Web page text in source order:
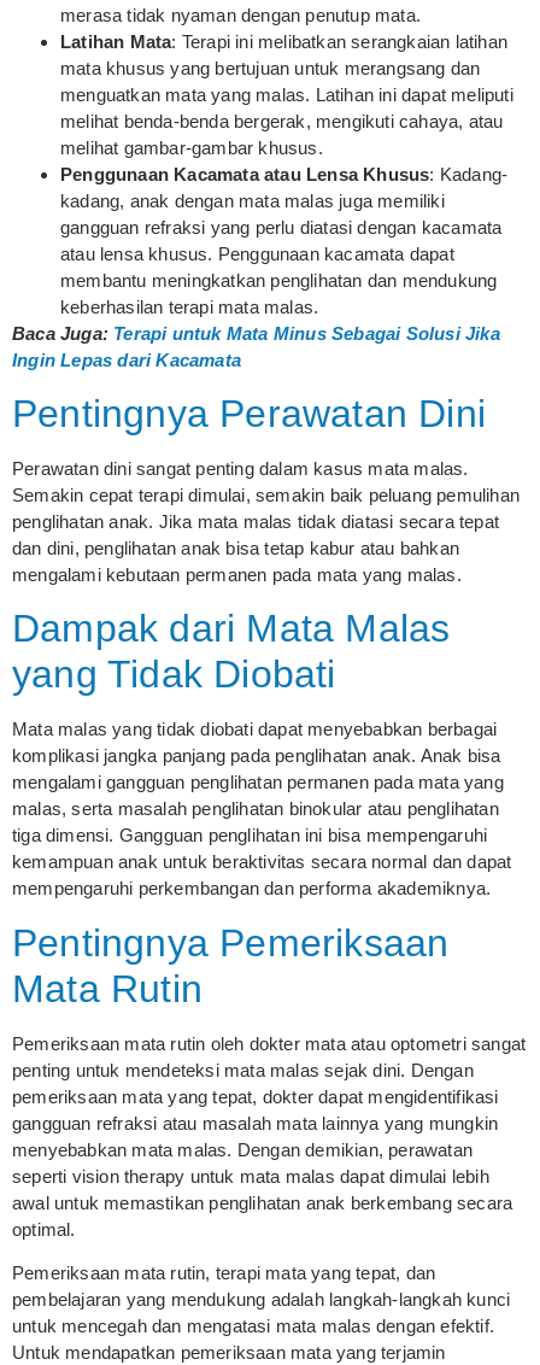
merasa tidak nyaman dengan penutup mata.
Latihan Mata: Terapi ini melibatkan serangkaian latihan
mata khusus yang bertujuan untuk merangsang dan
menguatkan mata yang malas. Latihan ini dapat meliputi
melihat benda-benda bergerak, mengikuti cahaya, atau
melihat gambar-gambar khusus.
Penggunaan Kacamata atau Lensa Khusus: Kadang-
kadang, anak dengan mata malas juga memiliki
gangguan refraksi yang perlu diatasi dengan kacamata
atau lensa khusus. Penggunaan kacamata dapat
membantu meningkatkan penglihatan dan mendukung
keberhasilan terapi mata malas.
Baca Juga: Terapi untuk Mata Minus Sebagai Solusi Jika
Ingin Lepas dari Kacamata
Pentingnya Perawatan Dini
Perawatan dini sangat penting dalam kasus mata malas.
Semakin cepat terapi dimulai, semakin baik peluang pemulihan
penglihatan anak. Jika mata malas tidak diatasi secara tepat
dan dini, penglihatan anak bisa tetap kabur atau bahkan
mengalami kebutaan permanen pada mata yang malas.
Dampak dari Mata Malas
yang Tidak Diobati
Mata malas yang tidak diobati dapat menyebabkan berbagai
komplikasi jangka panjang pada penglihatan anak. Anak bisa
mengalami gangguan penglihatan permanen pada mata yang
malas, serta masalah penglihatan binokular atau penglihatan
tiga dimensi. Gangguan penglihatan ini bisa mempengaruhi
kemampuan anak untuk beraktivitas secara normal dan dapat
mempengaruhi perkembangan dan performa akademiknya.
Pentingnya Pemeriksaan
Mata Rutin
Pemeriksaan mata rutin oleh dokter mata atau optometri sangat
penting untuk mendeteksi mata malas sejak dini. Dengan
pemeriksaan mata yang tepat, dokter dapat mengidentifikasi
gangguan refraksi atau masalah mata lainnya yang mungkin
menyebabkan mata malas. Dengan demikian, perawatan
seperti vision therapy untuk mata malas dapat dimulai lebih
awal untuk memastikan penglihatan anak berkembang secara
optimal.
Pemeriksaan mata rutin, terapi mata yang tepat, dan
pembelajaran yang mendukung adalah langkah-langkah kunci
untuk mencegah dan mengatasi mata malas dengan efektif.
Untuk mendapatkan pemeriksaan mata yang terjamin